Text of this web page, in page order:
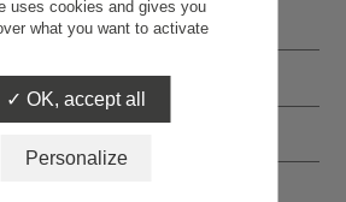
2008
2007
2006
2005
uses cookies and gives you
what you want to activate
OK, accept all
Personalize